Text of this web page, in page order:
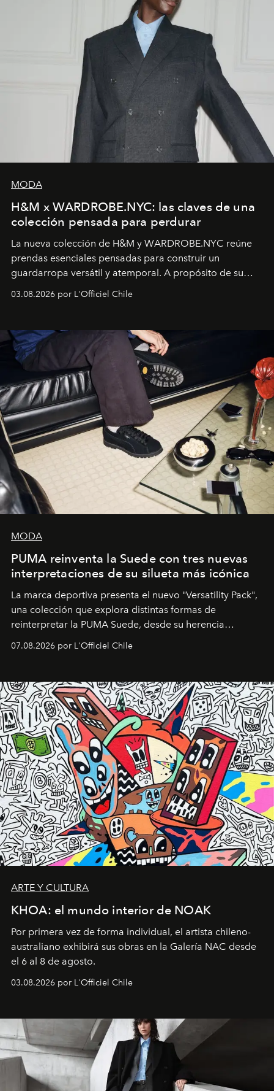
MODA
H&M x WARDROBE.NYC: las claves de una
colección pensada para perdurar
La nueva colección de H&M y WARDROBE.NYC reúne
prendas esenciales pensadas para construir un
guardarropa versátil y atemporal. A propósito de su
la asesora creativa y jefa de diseño global de la marca
y la filosofía detrás de la propuesta.
03.08.2026 por L'Officiel Chile
MODA
PUMA reinventa la Suede con tres nuevas
interpretaciones de su silueta más icónica
La marca deportiva presenta el nuevo "Versatility Pack",
una colección que explora distintas formas de
reinterpretar la PUMA Suede, desde su herencia
diseño y el universo outdoor.
07.08.2026 por L'Officiel Chile
ARTE Y CULTURA
KHOA: el mundo interior de NOAK
Por primera vez de forma individual, el artista chileno-
australiano exhibirá sus obras en la Galería NAC desde
el 6 al 8 de agosto.
03.08.2026 por L'Officiel Chile